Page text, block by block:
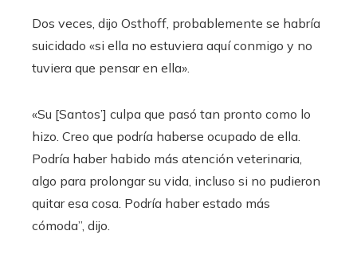
Dos veces, dijo Osthoff, probablemente se habría
suicidado «si ella no estuviera aquí conmigo y no
tuviera que pensar en ella».
«Su [Santos’] culpa que pasó tan pronto como lo
hizo. Creo que podría haberse ocupado de ella.
Podría haber habido más atención veterinaria,
algo para prolongar su vida, incluso si no pudieron
quitar esa cosa. Podría haber estado más
cómoda”, dijo.